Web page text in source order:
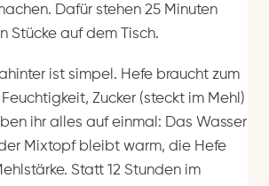
Dafür stehen 25 Minuten
Stücke auf dem Tisch.
ist simpel. Hefe braucht zum
Feuchtigkeit, Zucker (steckt im Mehl)
ihr alles auf einmal: Das Wasser
Mixtopf bleibt warm, die Hefe
Statt 12 Stunden im